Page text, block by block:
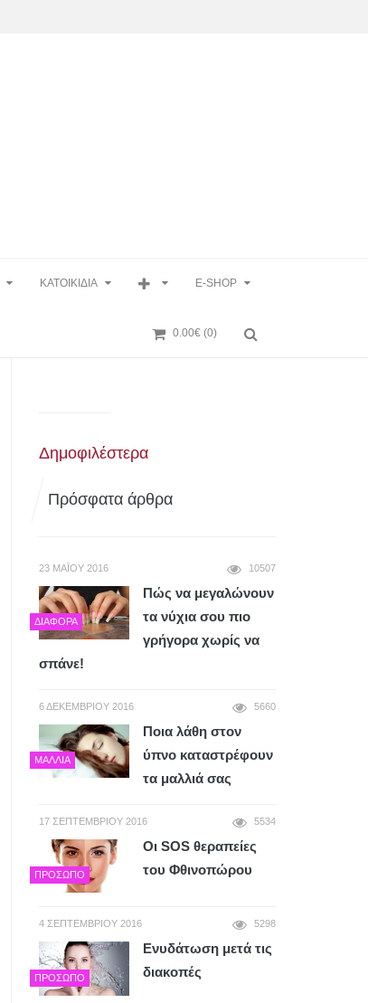
ΚΑΤΟΙΚΙΔΙΑ E-SHOP
0.00€ (0)
Δημοφιλέστερα
Πρόσφατα άρθρα
23 ΜΑΪ́ΟΥ 2016 10507
ΔΙΆΦΟΡΑ
Πώς να μεγαλώνουν
τα νύχια σου πιο
γρήγορα χωρίς να
σπάνε!
6 ΔΕΚΕΜΒΡΊΟΥ 2016 5660
ΜΑΛΛΙΆ
Ποια λάθη στον
ύπνο καταστρέφουν
τα μαλλιά σας
17 ΣΕΠΤΕΜΒΡΊΟΥ 2016 5534
ΠΡΌΣΩΠΟ
Οι SΟS θεραπείες
του Φθινοπώρου
4 ΣΕΠΤΕΜΒΡΊΟΥ 2016 5298
ΠΡΌΣΩΠΟ
Ενυδάτωση μετά τις
διακοπές